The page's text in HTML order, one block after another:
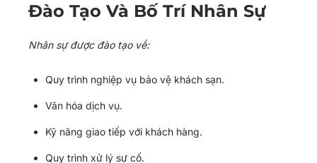
Đào Tạo Và Bố Trí Nhân Sự
Nhân sự được đào tạo về:
Quy trình nghiệp vụ bảo vệ khách sạn.
Văn hóa dịch vụ.
Kỹ năng giao tiếp với khách hàng.
Quy trình xử lý sự cố.